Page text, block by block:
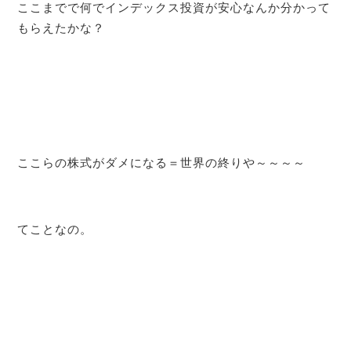
ここまでで何でインデックス投資が安心なんか分かって
もらえたかな？
ここらの株式がダメになる＝世界の終りや～～～～
てことなの。